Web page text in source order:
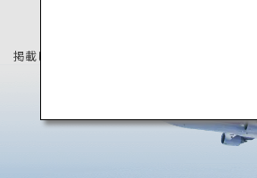
掲載している情報は2022年6月時点の情報です。